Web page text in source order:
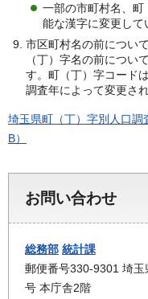
一部の市町村名、
能な漢字に変更して
市区町村名の前につい
（丁）字名の前につい
す。町（丁）字コード
調査年によって変更さ
埼玉県町（丁）字別人口
B）
お問い合わせ
総務部 統計課
郵便番号330-9301 埼玉
号 本庁舎2階